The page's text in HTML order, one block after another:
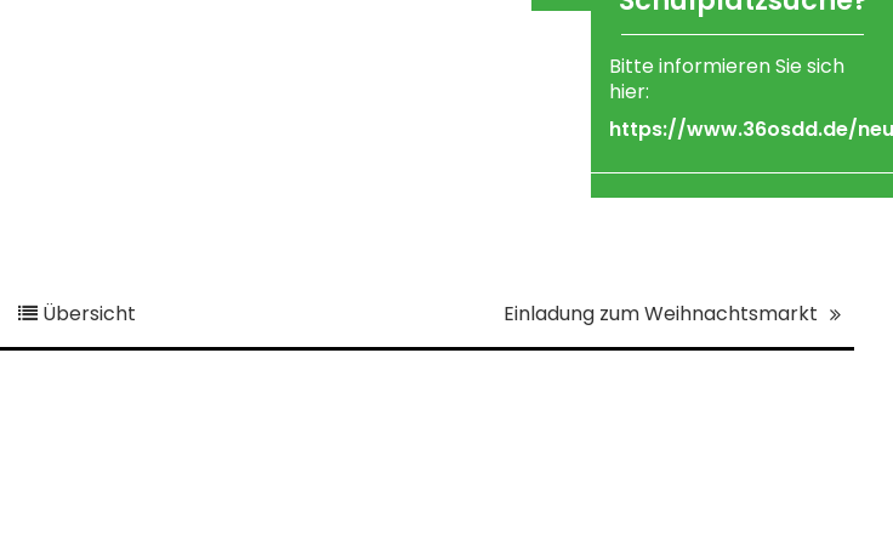
Übersicht Einladung zum Weihnachtsmarkt
Klassen 5: Treff 8:00 Uhr auf
dem Schulhof
ab Klasse 6: Treff 8:30 Uhr
im Unterrichtsraum
Bitte informieren Sie sich
hier:
https://www.36osdd.de/